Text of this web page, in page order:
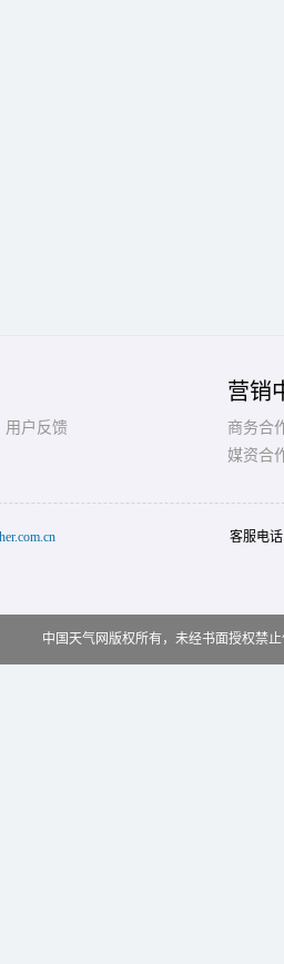
用户反馈
营销
商务合
媒资合
客服电
中国天气网版权所有，未经书面授权